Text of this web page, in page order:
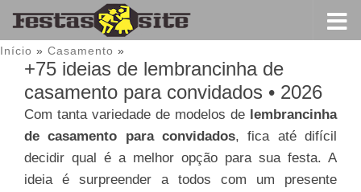
Início » Casamento »
+75 ideias de lembrancinha de
casamento para convidados • 2026
Com tanta variedade de modelos de lembrancinha
de casamento para convidados, fica até difícil
decidir qual é a melhor opção para sua festa. A
ideia é surpreender a todos com um presente